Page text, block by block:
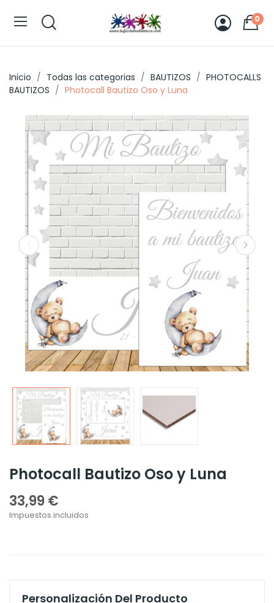
0
Inicio Todas las categorias BAUTIZOS
PHOTOCALLS
BAUTIZOS
Photocall Bautizo Oso y Luna
Photocall Bautizo Oso y Luna
33,99 €
Impuestos incluidos
Personalización Del Producto